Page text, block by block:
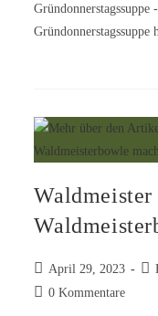
Gründonnerstagssuppe
April 29, 2023
0 Kommentare